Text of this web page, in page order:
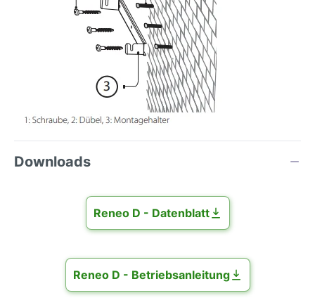
Downloads
Reneo D - Datenblatt
Reneo D - Betriebsanleitung